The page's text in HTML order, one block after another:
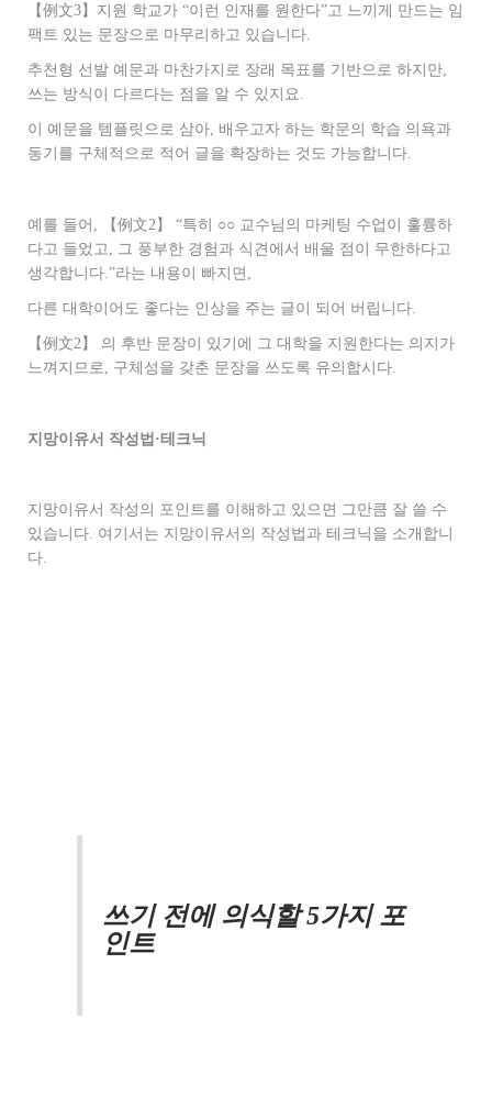
【例文3】 지원 학교가 “이런 인재를 원한다”고 느끼게 만드는 임
팩트 있는 문장으로 마무리하고 있습니다.
추천형 선발 예문과 마찬가지로 장래 목표를 기반으로 하지만,
쓰는 방식이 다르다는 점을 알 수 있지요.
이 예문을 템플릿으로 삼아, 배우고자 하는 학문의 학습 의욕과
동기를 구체적으로 적어 글을 확장하는 것도 가능합니다.
예를 들어, 【例文2】
“특히 ○○ 교수님의 마케팅 수업이 훌륭하
다고 들었고, 그 풍부한 경험과 식견에서 배울 점이 무한하다고
생각합니다.”라는 내용이 빠지면,
다른 대학이어도 좋다는 인상을 주는 글이 되어 버립니다.
【例文2】
의 후반 문장이 있기에 그 대학을 지원한다는 의지가
느껴지므로, 구체성을 갖춘 문장을 쓰도록 유의합시다.
지망이유서 작성법·테크닉
지망이유서 작성의 포인트를 이해하고 있으면 그만큼 잘 쓸 수
있습니다. 여기서는 지망이유서의 작성법과 테크닉을 소개합니
다.
쓰기 전에 의식할 5가지 포
인트